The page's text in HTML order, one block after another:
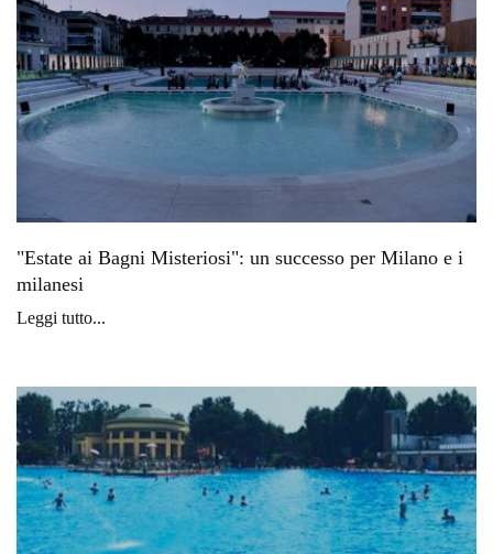
"Estate ai Bagni Misteriosi": un successo per Milano e i
milanesi
Leggi tutto...